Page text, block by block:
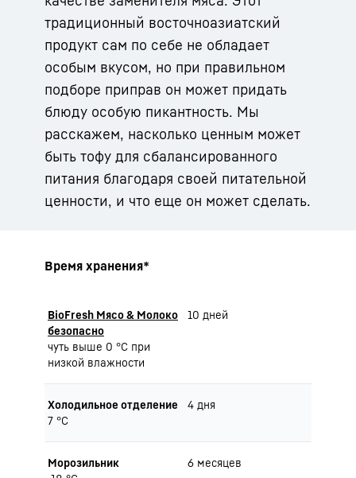
традиционный восточноазиатский
продукт сам по себе не обладает
особым вкусом, но при правильном
подборе приправ он может придать
блюду особую пикантность. Мы
расскажем, насколько ценным может
быть тофу для сбалансированного
питания благодаря своей питательной
ценности, и что еще он может сделать.
Время хранения*
BioFresh Мясо & Молоко
безопасно
чуть выше 0 °C при
низкой влажности
10 дней
Холодильное отделение
7 °C
4 дня
Морозильник
6 месяцев